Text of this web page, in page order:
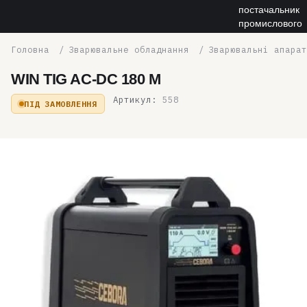
Зварювальне обладнання Зварювальні
WIN TIG AC-DC 180 M
ПІД ЗАМОВЛЕННЯ Артикул: 558